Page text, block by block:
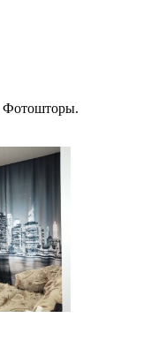
Фотошторы.